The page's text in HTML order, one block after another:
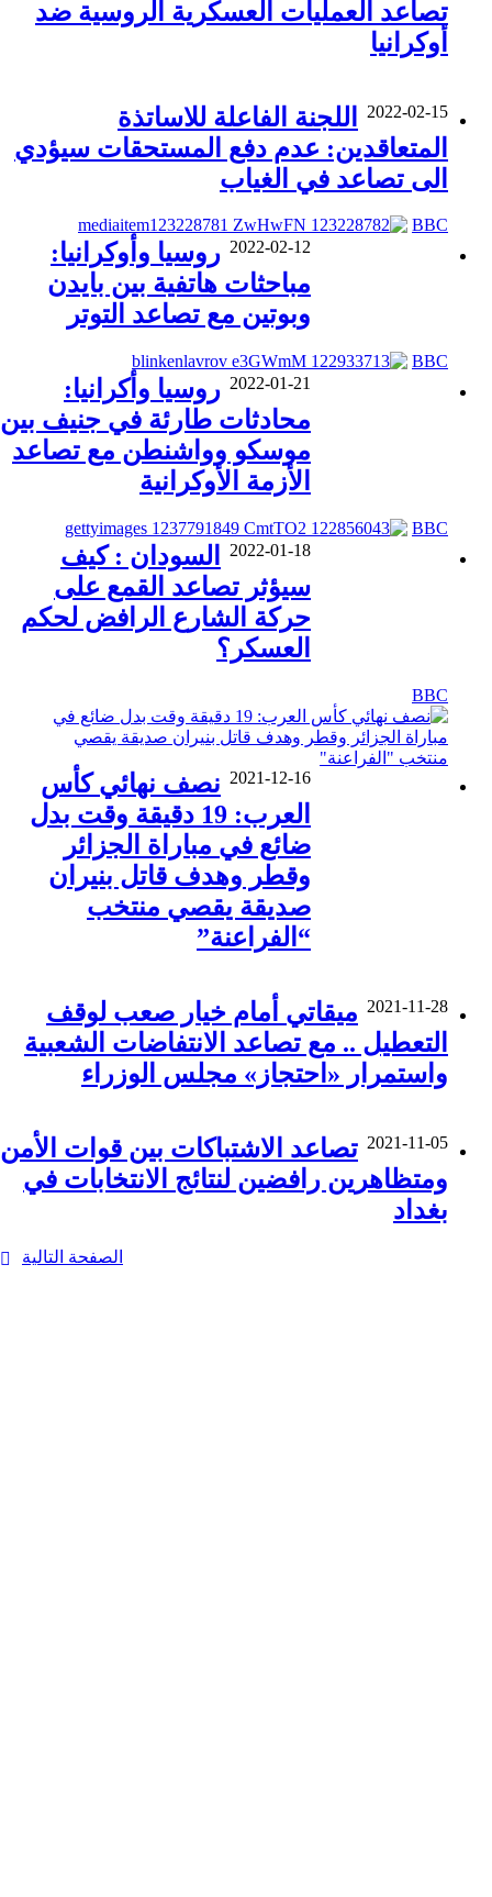
تصاعد العمليات العسكرية الروسية ضد
أوكرانيا
2022-02-15
اللجنة الفاعلة للاساتذة
المتعاقدين: عدم دفع المستحقات سيؤدي
الى تصاعد في الغياب
BBC
2022-02-12 روسيا وأوكرانيا:
مباحثات هاتفية بين بايدن
وبوتين مع تصاعد التوتر
BBC
2022-01-21 روسيا وأكرانيا:
محادثات طارئة في جنيف بين
موسكو وواشنطن مع تصاعد
الأزمة الأوكرانية
BBC
2022-01-18
السودان : كيف
سيؤثر تصاعد القمع على
حركة الشارع الرافض لحكم
العسكر؟
BBC
2021-12-16 نصف نهائي كأس
العرب: 19 دقيقة وقت بدل
ضائع في مباراة الجزائر
وقطر وهدف قاتل بنيران
صديقة يقصي منتخب
“الفراعنة”
2021-11-28 ميقاتي أمام خيار صعب لوقف
التعطيل .. مع تصاعد الانتفاضات الشعبية
واستمرار «احتجاز» مجلس الوزراء
2021-11-05 تصاعد الاشتباكات بين قوات الأمن
ومتظاهرين رافضين لنتائج الانتخابات في
بغداد
الصفحة التالية